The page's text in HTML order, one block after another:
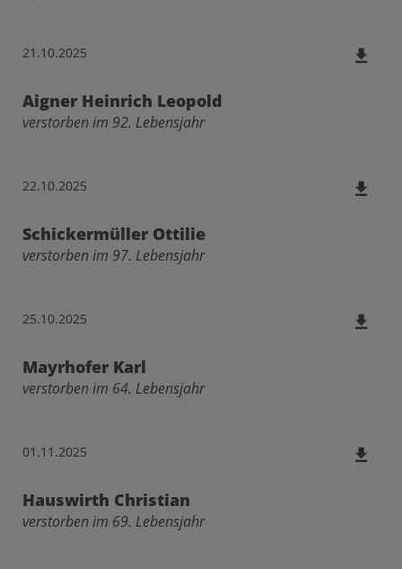
21.10.2025
Aigner Heinrich Leopold
verstorben im 92. Lebensjahr
22.10.2025
Schickermüller Ottilie
verstorben im 97. Lebensjahr
25.10.2025
Mayrhofer Karl
verstorben im 64. Lebensjahr
01.11.2025
Hauswirth Christian
verstorben im 69. Lebensjahr